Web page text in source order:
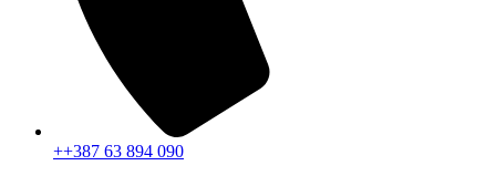
++387 63 894 090